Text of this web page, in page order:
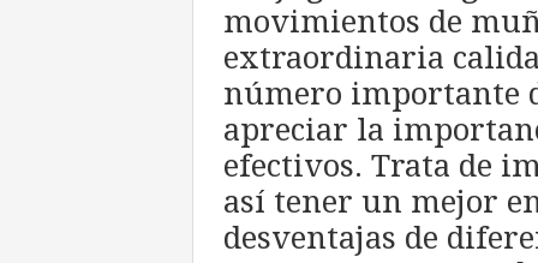
movimientos de
extraordinaria
número importante
apreciar la
efectivos. Trata de
así tener un mejor
desventajas de